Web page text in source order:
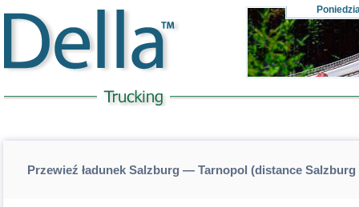
Przewieź ładunek Salzburg — Tarnopol (distance